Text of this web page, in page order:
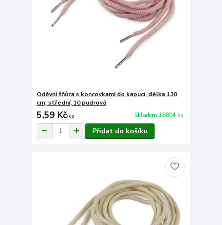
Oděvní šňůra s koncovkami do kapucí, délka 130
cm, střední, 10 pudrová
5,59 Kč/ks Skladem 18804 ks
Přidat do košíku